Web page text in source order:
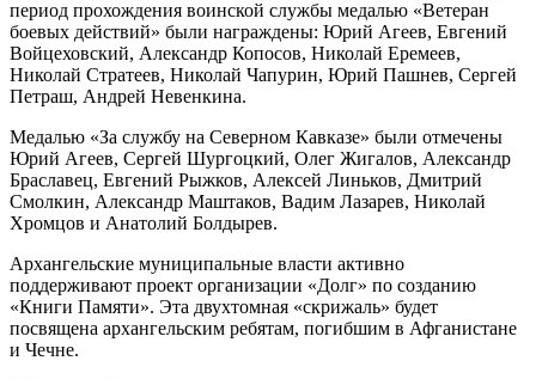
период прохождения воинской службы медалью «Ветеран
боевых действий» были награждены: Юрий Агеев, Евгений
Войцеховский, Александр Копосов, Николай Еремеев,
Николай Стратеев, Николай Чапурин, Юрий Пашнев, Сергей
Петраш, Андрей Невенкина.
Медалью «За службу на Северном Кавказе» были отмечены
Юрий Агеев, Сергей Шургоцкий, Олег Жигалов, Александр
Браславец, Евгений Рыжков, Алексей Линьков, Дмитрий
Смолкин, Александр Маштаков, Вадим Лазарев, Николай
Хромцов и Анатолий Болдырев.
Архангельские муниципальные власти активно
поддерживают проект организации «Долг» по созданию
«Книги Памяти». Эта двухтомная «скрижаль» будет
посвящена архангельским ребятам, погибшим в Афганистане
и Чечне.